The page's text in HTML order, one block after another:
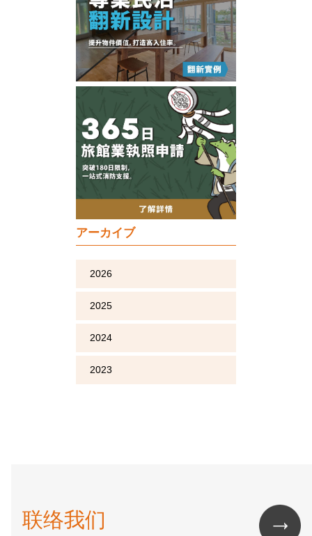
アーカイブ
2026
2025
2024
2023
联络我们